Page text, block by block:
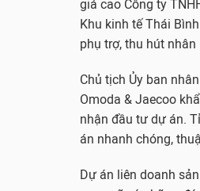
giá cao Công ty
Khu kinh tế Thái
phụ trợ, thu hút
Chủ tịch Ủy ban
Omoda & Jaecoo
nhận đầu tư dự án.
án nhanh chóng,
Dự án liên doanh